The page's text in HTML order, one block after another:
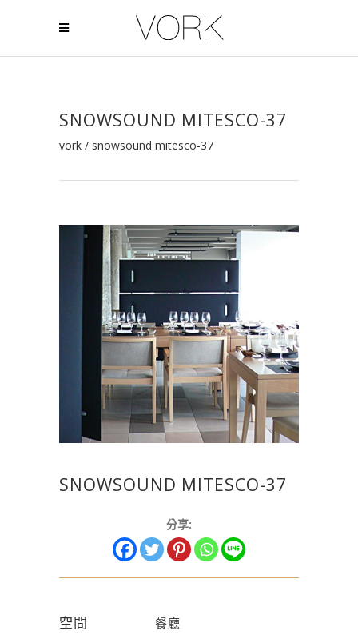
SNOWSOUND MITESCO-37
vork / snowsound mitesco-37
SNOWSOUND MITESCO-37
分享:
空間 餐廳